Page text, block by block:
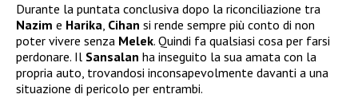
Durante la puntata conclusiva dopo la riconciliazione tra
Nazim e Harika, Cihan si rende sempre più conto di non
poter vivere senza Melek. Quindi fa qualsiasi cosa per farsi
perdonare. Il Sansalan ha inseguito la sua amata con la
propria auto, trovandosi inconsapevolmente davanti a una
situazione di pericolo per entrambi.